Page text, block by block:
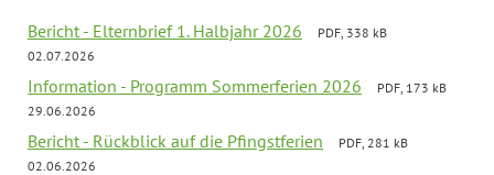
Bericht - Elternbrief 1. Halbjahr 2026
PDF, 338 kB
02.07.2026
Information - Programm Sommerferien 2026
PDF, 173 kB
29.06.2026
Bericht - Rückblick auf die Pfingstferien
PDF, 281 kB
02.06.2026